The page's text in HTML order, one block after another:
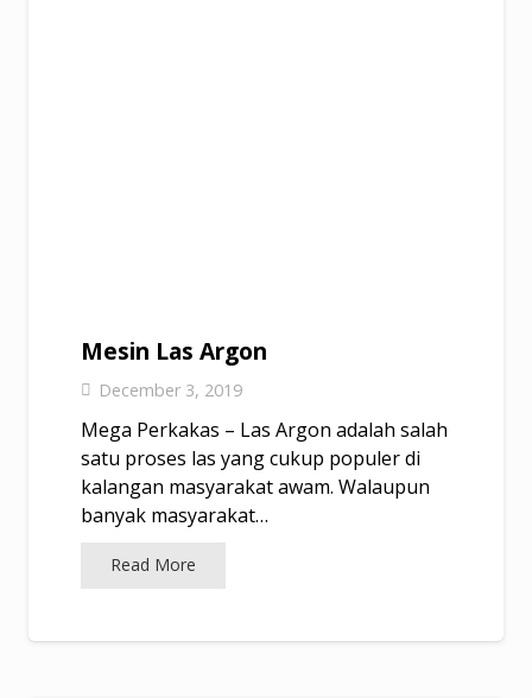
Mesin Las Argon
December 3, 2019
Mega Perkakas – Las Argon adalah salah
satu proses las yang cukup populer di
kalangan masyarakat awam. Walaupun
banyak masyarakat…
Read More